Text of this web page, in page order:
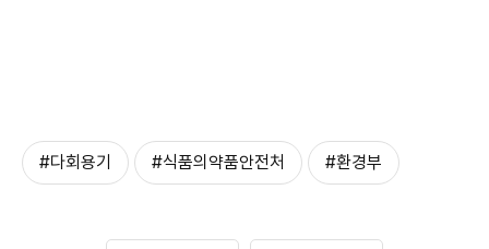
#다회용기 #식품의약품안전처 #환경부